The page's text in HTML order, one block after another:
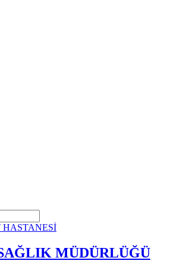
MÜDÜRLÜĞÜ